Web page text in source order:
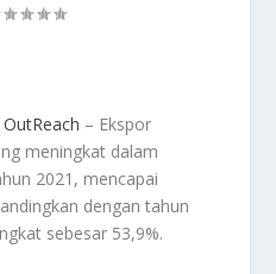
– Ekspor
meningkat dalam
2021, mencapai
dengan tahun
sebesar 53,9%.